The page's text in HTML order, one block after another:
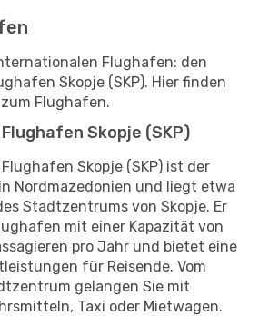
Flughafen: den
Skopje (SKP). Hier finden
Flughafen.
Skopje (SKP)
Skopje (SKP) ist der
Nordmazedonien und liegt etwa
Stadtzentrums von Skopje. Er
mit einer Kapazität von
pro Jahr und bietet eine
für Reisende. Vom
gelangen Sie mit
Taxi oder Mietwagen.